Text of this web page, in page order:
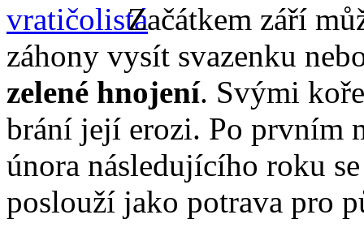
Začátkem září
záhony vysít svazenku
zelené hnojení. Svými
brání její erozi. Po prvním
února následujícího roku
poslouží jako potrava pro